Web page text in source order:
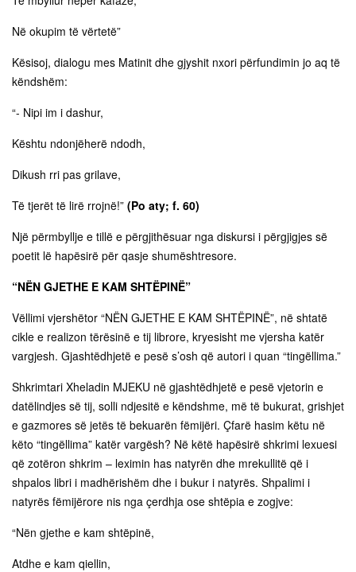
Në okupim të vërtetë”
Kësisoj, dialogu mes Matinit dhe gjyshit nxori përfundimin jo aq të
këndshëm:
“- Nipi im i dashur,
Kështu ndonjëherë ndodh,
Dikush rri pas grilave,
Të tjerët të lirë rrojnë!” (Po aty; f. 60)
Një përmbyllje e tillë e përgjithësuar nga diskursi i përgjigjes së
poetit lë hapësirë për qasje shumështresore.
“NËN GJETHE E KAM SHTËPINË”
Vëllimi vjershëtor “NËN GJETHE E KAM SHTËPINË”, në shtatë
cikle e realizon tërësinë e tij librore, kryesisht me vjersha katër
vargjesh. Gjashtëdhjetë e pesë s’osh që autori i quan “tingëllima.”
Shkrimtari Xheladin MJEKU në gjashtëdhjetë e pesë vjetorin e
datëlindjes së tij, solli ndjesitë e këndshme, më të bukurat, grishjet
e gazmores së jetës të bekuarën fëmijëri. Çfarë hasim këtu në
këto “tingëllima” katër vargësh? Në këtë hapësirë shkrimi lexuesi
që zotëron shkrim – leximin has natyrën dhe mrekullitë që i
shpalos libri i madhërishëm dhe i bukur i natyrës. Shpalimi i
natyrës fëmijërore nis nga çerdhja ose shtëpia e zogjve:
“Nën gjethe e kam shtëpinë,
Atdhe e kam qiellin,